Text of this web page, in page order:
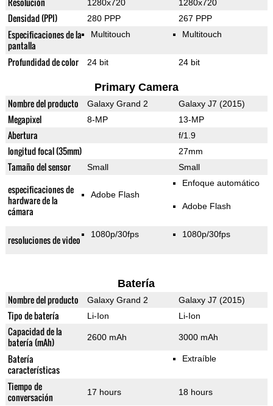
1280x720 1280x720
Densidad (PPI) 280 PPP 267 PPP
Especificaciones de la
pantalla
Multitouch Multitouch
Profundidad de color 24 bit 24 bit
Primary Camera
Nombre del producto Galaxy Grand 2 Galaxy J7 (2015)
Megapixel 8-MP 13-MP
Abertura f/1.9
longitud focal (35mm) 27mm
Tamaño del sensor Small Small
especificaciones de
hardware de la
cámara
Adobe Flash
Enfoque automático
Adobe Flash
resoluciones de video 1080p/30fps 1080p/30fps
Batería
Nombre del producto Galaxy Grand 2 Galaxy J7 (2015)
Tipo de batería Li-Ion Li-Ion
Capacidad de la
batería (mAh)
2600 mAh 3000 mAh
Batería
características
Extraíble
Tiempo de
conversación
17 hours 18 hours